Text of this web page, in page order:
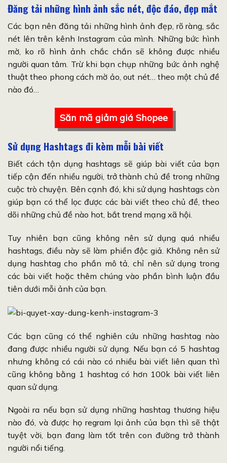
Đăng tải những hình ảnh sắc nét, độc đáo, đẹp mắt
Các bạn nên đăng tải những hình ảnh đẹp, rõ ràng, sắc
nét lên trên kênh Instagram của mình. Những bức hình
mờ, ko rõ hình ảnh chắc chắn sẽ không được nhiều
người quan tâm. Trừ khi bạn chụp những bức ảnh nghệ
thuật theo phong cách mờ ảo, out nét… theo một chủ đề
nào đó…
Săn mã giảm giá Shopee
Sử dụng Hashtags đi kèm mỗi bài viết
Biết cách tận dụng hashtags sẽ giúp bài viết của bạn
tiếp cận đến nhiều người, trở thành chủ đề trong những
cuộc trò chuyện. Bên cạnh đó, khi sử dụng hashtags còn
giúp bạn có thể lọc được các bài viết theo chủ đề, theo
dõi những chủ đề nào hot, bắt trend mạng xã hội.
Tuy nhiên bạn cũng không nên sử dụng quá nhiều
hashtags, điều này sẽ làm phiền độc giả. Không nên sử
dụng hashtag cho phần mô tả, chỉ nên sử dụng trong
các bài viết hoặc thêm chúng vào phần bình luận đầu
tiên dưới mỗi ảnh của bạn.
Các bạn cũng có thể nghiên cứu những hashtag nào
đang được nhiều người sử dụng. Nếu bạn có 5 hashtag
nhưng không có cái nào có nhiều bài viết liên quan thì
cũng không bằng 1 hashtag có hơn 100k bài viết liên
quan sử dụng.
Ngoài ra nếu bạn sử dụng những hashtag thương hiệu
nào đó, và được họ regram lại ảnh của bạn thì sẽ thật
tuyệt vời, bạn đang làm tốt trên con đường trở thành
người nổi tiếng.